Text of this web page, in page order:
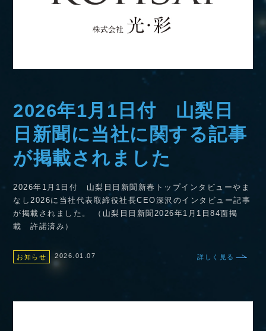
2026年1月1日付 山梨日
日新聞に当社に関する記事
が掲載されました
2026年1月1日付 山梨日日新聞新春トップインタビューやま
なし2026に当社代表取締役社長CEO深沢のインタビュー記事
が掲載されました。 （山梨日日新聞2026年1月1日84面掲
載 許諾済み）
お知らせ 2026.01.07 詳しく見る